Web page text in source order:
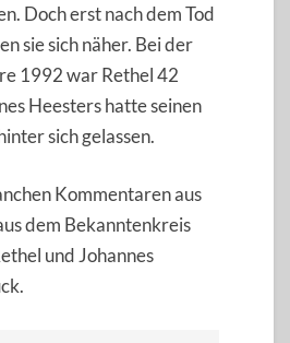
Doch erst nach dem Tod
sie sich näher. Bei der
1992 war Rethel 42
Heesters hatte seinen
sich gelassen.
Kommentaren aus
dem Bekanntenkreis
und Johannes